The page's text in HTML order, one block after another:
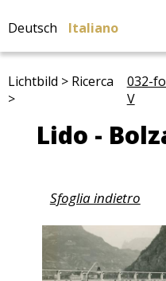
Deutsch Italiano
Lichtbild > Ricerca
>
032-
V
Lido -
Sfoglia indietro